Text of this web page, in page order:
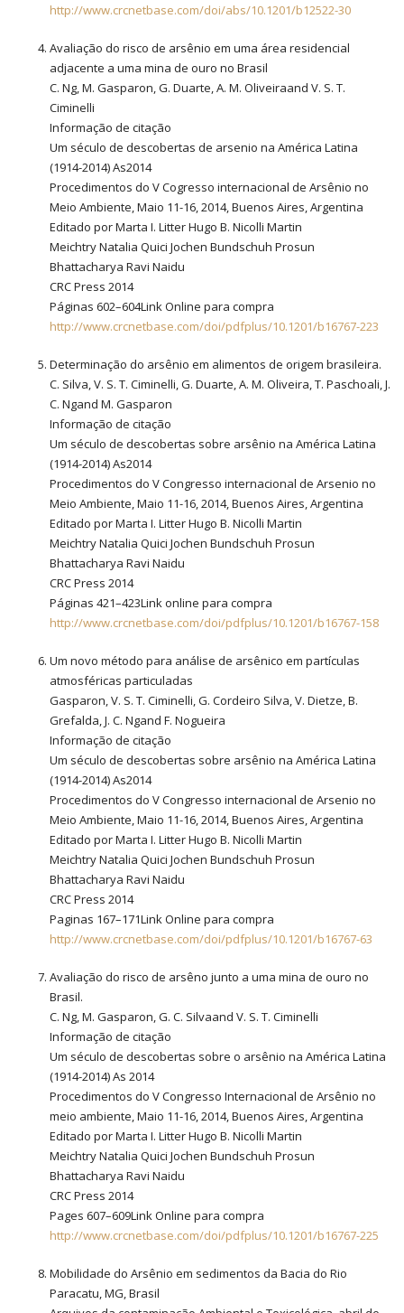
http://www.crcnetbase.com/doi/abs/10.1201/b12522-30
Avaliação do risco de arsênio em uma área residencial
adjacente a uma mina de ouro no Brasil
C. Ng, M. Gasparon, G. Duarte, A. M. Oliveiraand V. S. T.
Ciminelli
Informação de citação
Um século de descobertas de arsenio na América Latina
(1914-2014) As2014
Procedimentos do V Cogresso internacional de Arsênio no
Meio Ambiente, Maio 11-16, 2014, Buenos Aires, Argentina
Editado por Marta I. Litter Hugo B. Nicolli Martin
Meichtry Natalia Quici Jochen Bundschuh Prosun
Bhattacharya Ravi Naidu
CRC Press 2014
Páginas 602–604Link Online para compra
http://www.crcnetbase.com/doi/pdfplus/10.1201/b16767-223
Determinação do arsênio em alimentos de origem brasileira.
C. Silva, V. S. T. Ciminelli, G. Duarte, A. M. Oliveira, T. Paschoali, J.
C. Ngand M. Gasparon
Informação de citação
Um século de descobertas sobre arsênio na América Latina
(1914-2014) As2014
Procedimentos do V Congresso internacional de Arsenio no
Meio Ambiente, Maio 11-16, 2014, Buenos Aires, Argentina
Editado por Marta I. Litter Hugo B. Nicolli Martin
Meichtry Natalia Quici Jochen Bundschuh Prosun
Bhattacharya Ravi Naidu
CRC Press 2014
Páginas 421–423Link online para compra
http://www.crcnetbase.com/doi/pdfplus/10.1201/b16767-158
Um novo método para análise de arsênico em partículas
atmosféricas particuladas
Gasparon, V. S. T. Ciminelli, G. Cordeiro Silva, V. Dietze, B.
Grefalda, J. C. Ngand F. Nogueira
Informação de citação
Um século de descobertas sobre arsênio na América Latina
(1914-2014) As2014
Procedimentos do V Congresso internacional de Arsenio no
Meio Ambiente, Maio 11-16, 2014, Buenos Aires, Argentina
Editado por Marta I. Litter Hugo B. Nicolli Martin
Meichtry Natalia Quici Jochen Bundschuh Prosun
Bhattacharya Ravi Naidu
CRC Press 2014
Paginas 167–171Link Online para compra
http://www.crcnetbase.com/doi/pdfplus/10.1201/b16767-63
Avaliação do risco de arsêno junto a uma mina de ouro no
Brasil.
C. Ng, M. Gasparon, G. C. Silvaand V. S. T. Ciminelli
Informação de citação
Um século de descobertas sobre o arsênio na América Latina
(1914-2014) As 2014
Procedimentos do V Congresso Internacional de Arsênio no
meio ambiente, Maio 11-16, 2014, Buenos Aires, Argentina
Editado por Marta I. Litter Hugo B. Nicolli Martin
Meichtry Natalia Quici Jochen Bundschuh Prosun
Bhattacharya Ravi Naidu
CRC Press 2014
Pages 607–609Link Online para compra
http://www.crcnetbase.com/doi/pdfplus/10.1201/b16767-225
Mobilidade do Arsênio em sedimentos da Bacia do Rio
Paracatu, MG, Brasil